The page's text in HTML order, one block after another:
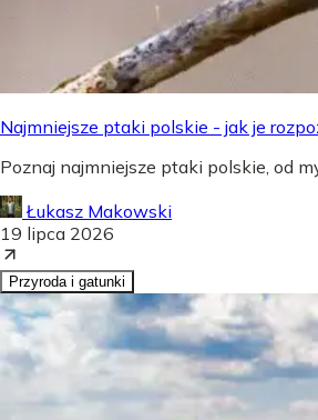
Najmniejsze ptaki polskie - jak je
Poznaj najmniejsze ptaki polskie, od
Łukasz Makowski
19 lipca 2026
Przyroda i gatunki